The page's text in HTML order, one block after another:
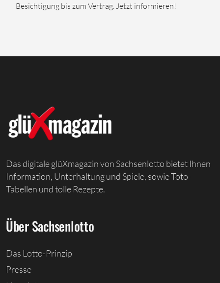
Besichtigung bis zum Vertrag. Jetzt informieren!
Das digitale glüXmagazin von Sachsenlotto bietet Ihnen
Information, Unterhaltung und Spiele, sowie Toto-
Tabellen und tolle Rezepte.
Über Sachsenlotto
Das Lotto-Prinzip
Presse